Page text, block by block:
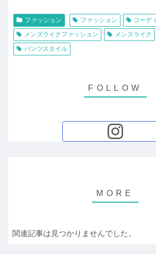
ファッション ファッション
コーデ
メンズライクファッション
メンズライク
パンツスタイル
関連記事は見つかりませんでした。